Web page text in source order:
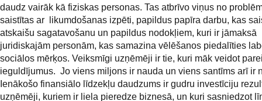
daudz vairāk kā fiziskas personas. Tas atbrīvo viņus no
saistītas ar likumdošanas izpēti, papildus papīra darbu, kas
atskaišu sagatavošanu un papildus nodokļiem, kuri ir jāmaksā
juridiskajām personām, kas samazina vēlēšanos piedalīties
sociālos mērķos. Veiksmīgi uzņēmēji ir tie, kuri māk veidot
ieguldījumus. Jo viens miljons ir nauda un viens santīms arī ir
Ienākošo finansiālo līdzekļu daudzums ir gudru investīciju
uzņēmēji, kuriem ir liela pieredze biznesā, un kuri sasniedzot